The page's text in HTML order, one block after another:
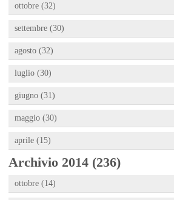
ottobre (32)
settembre (30)
agosto (32)
luglio (30)
giugno (31)
maggio (30)
aprile (15)
Archivio 2014 (236)
ottobre (14)